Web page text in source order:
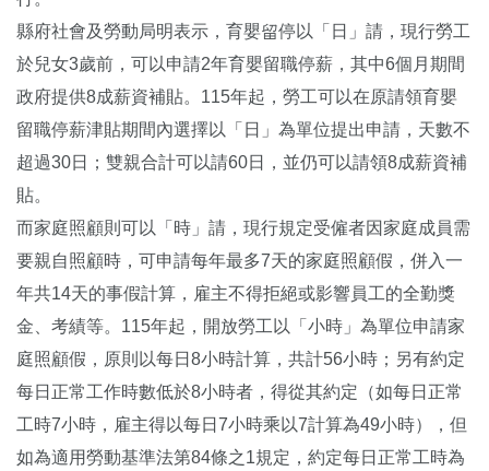
縣府社會及勞動局明表示，育嬰留停以「日」請，現行勞工
於兒女3歲前，可以申請2年育嬰留職停薪，其中6個月期間
政府提供8成薪資補貼。115年起，勞工可以在原請領育嬰
留職停薪津貼期間內選擇以「日」為單位提出申請，天數不
超過30日；雙親合計可以請60日，並仍可以請領8成薪資補
貼。
而家庭照顧則可以「時」請，現行規定受僱者因家庭成員需
要親自照顧時，可申請每年最多7天的家庭照顧假，併入一
年共14天的事假計算，雇主不得拒絕或影響員工的全勤獎
金、考績等。115年起，開放勞工以「小時」為單位申請家
庭照顧假，原則以每日8小時計算，共計56小時；另有約定
每日正常工作時數低於8小時者，得從其約定（如每日正常
工時7小時，雇主得以每日7小時乘以7計算為49小時），但
如為適用勞動基準法第84條之1規定，約定每日正常工時為